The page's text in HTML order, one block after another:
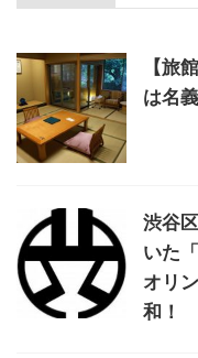
【旅
は名
渋谷
いた
オリ
和！